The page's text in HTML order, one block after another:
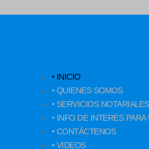
al
• INICIO
• QUIENES SOMOS
• SERVICIOS NOTARIALES
• INFO DE INTERÉS
• CONTÁCTENOS
• VIDEOS